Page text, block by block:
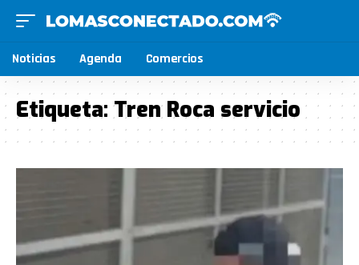
Noticias Agenda Comercios
Etiqueta:Tren Roca servicio